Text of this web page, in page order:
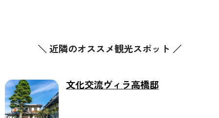
＼ 近隣のオススメ観光スポット ／
文化交流ヴィラ高橋邸